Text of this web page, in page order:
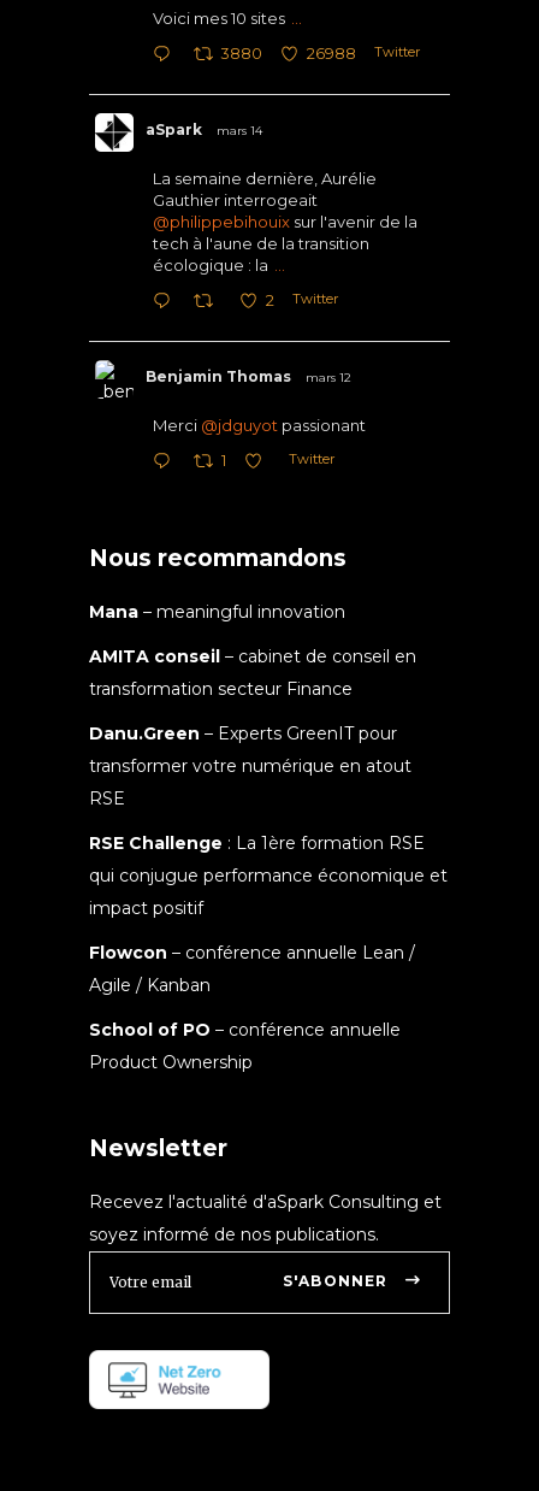
Voici mes 10 sites
3880 26988 Twitter
aSpark mars 14
La semaine dernière, Aurélie
Gauthier interrogeait
@philippebihouix sur l'avenir de la
tech à l'aune de la transition
écologique : la
2 Twitter
Benjamin Thomas mars 12
Merci @jdguyot passionant
1 Twitter
Nous recommandons
Mana – meaningful innovation
AMITA conseil – cabinet de conseil en
transformation secteur Finance
Danu.Green – Experts GreenIT pour
transformer votre numérique en atout
RSE
RSE Challenge : La 1ère formation RSE
qui conjugue performance économique et
impact positif
Flowcon – conférence annuelle Lean /
Agile / Kanban
School of PO – conférence annuelle
Product Ownership
Newsletter
Recevez l'actualité d'aSpark Consulting et
soyez informé de nos publications.
S'ABONNER